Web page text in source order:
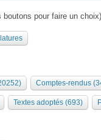
Bureau Collège des
boutons pour faire un choix)
Comptes-rendus
Textes adoptés (693)